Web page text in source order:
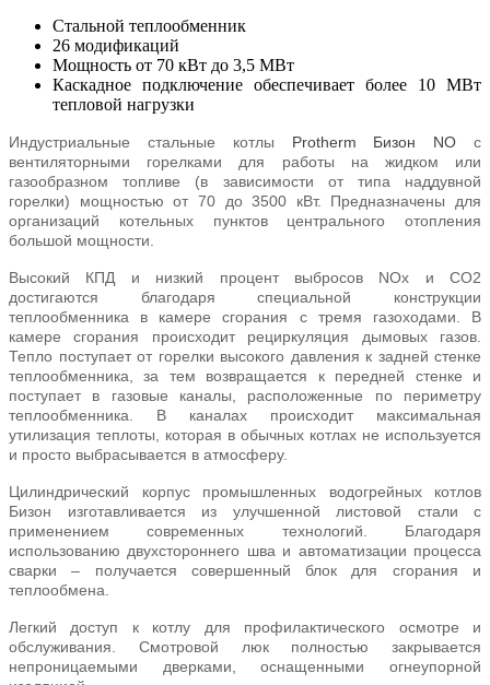
Стальной теплообменник
26 модификаций
Мощность от 70 кВт до 3,5 МВт
Каскадное подключение обеспечивает более 10 МВт
тепловой нагрузки
Индустриальные стальные котлы Protherm Бизон NО с
вентиляторными горелками для работы на жидком или
газообразном топливе (в зависимости от типа наддувной
горелки) мощностью от 70 до 3500 кВт. Предназначены для
организаций котельных пунктов центрального отопления
большой мощности.
Высокий КПД и низкий процент выбросов NOx и CO2
достигаются благодаря специальной конструкции
теплообменника в камере сгорания c тремя газоходами. В
камере сгорания происходит рециркуляция дымовых газов.
Тепло поступает от горелки высокого давления к задней стенке
теплообменника, за тем возвращается к передней стенке и
поступает в газовые каналы, расположенные по периметру
теплообменника. В каналах происходит максимальная
утилизация теплоты, которая в обычных котлах не используется
и просто выбрасывается в атмосферу.
Цилиндрический корпус промышленных водогрейных котлов
Бизон изготавливается из улучшенной листовой стали с
применением современных технологий. Благодаря
использованию двухстороннего шва и автоматизации процесса
сварки – получается совершенный блок для сгорания и
теплообмена.
Легкий доступ к котлу для профилактического осмотре и
обслуживания. Смотровой люк полностью закрывается
непроницаемыми дверками, оснащенными огнеупорной